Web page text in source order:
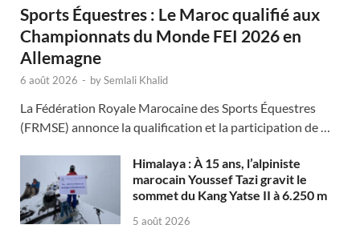
Sports Équestres : Le Maroc qualifié aux
Championnats du Monde FEI 2026 en
Allemagne
6 août 2026 - bySemlali Khalid
La Fédération Royale Marocaine des Sports Équestres
(FRMSE) annonce la qualification et la participation de …
Himalaya : À 15 ans, l’alpiniste
marocain Youssef Tazi gravit le
sommet du Kang Yatse II à 6.250 m
5 août 2026